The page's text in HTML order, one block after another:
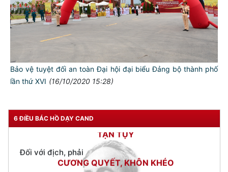
Bảo vệ tuyệt đối an toàn Đại hội đại biểu Đảng bộ thành phố
lần thứ XVI (16/10/2020 15:28)
6 ĐIỀU BÁC HỒ DẠY CAND
Đối với đồng sự, phải
THÂN ÁI GIÚP ĐỠ
Đối với chính phủ, phải
TUYỆT ĐỐI TRUNG THÀNH
Đối với nhân dân, phải
KÍNH TRỌNG LỄ PHÉP
Đối với địch, phải
CƯƠNG QUYẾT, KHÔN KHÉO
Trích thư Chủ tịch Hồ Chí Minh
gửi Công an Khu XII,
ngày 11 tháng 3 năm 1948.